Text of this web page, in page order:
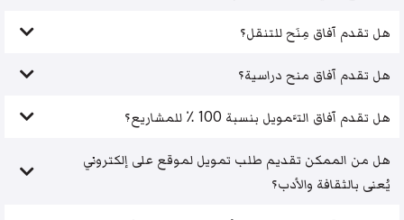
هل تقدم آفاق مِنَح للتنقل؟
هل تقدم آفاق منح دراسية؟
هل تقدم آفاق التَّمويل بنسبة 100 ٪ للمشاريع؟
هل من الممكن تقديم طلب تمويل لموقع على إلكتروني
يُعنى بالثقافة والأدب؟